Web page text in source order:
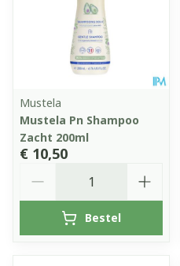
Mustela
Mustela Pn Shampoo
Zacht 200ml
€ 10,50
Bestel